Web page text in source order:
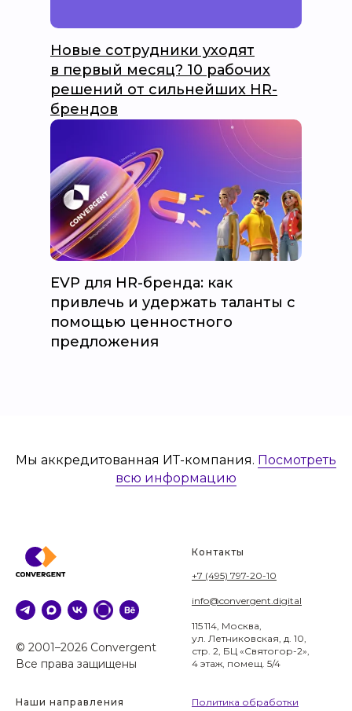
Новые сотрудники уходят
в первый месяц? 10 рабочих
решений от сильнейших HR-
брендов
EVP для HR-бренда: как
привлечь и удержать таланты с
помощью ценностного
предложения
Мы аккредитованная ИТ-компания. Посмотреть
всю информацию
© 2001–2026 Convergent
Все права защищены
Контакты
+7 (495) 797-20-10
info@convergent.digital
115 114, Москва,
ул. Летниковская, д. 10,
стр. 2, БЦ «Святогор-2»,
4 этаж, помещ. 5/4
Наши направления
Политика обработки